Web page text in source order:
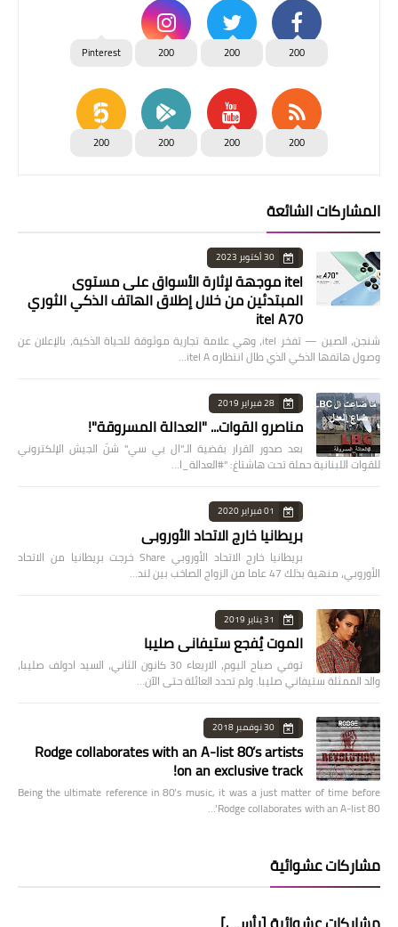
200
200
200
Pinterest
200
200
200
200
المشاركات الشائعة
30 أكتوبر 2023
itel موجهة لإثارة الأسواق على مستوى
المبتدئين من خلال إطلاق الهاتف الذكي الثوري
itel A70
شنجن، الصين — تفخر itel، وهي علامة تجارية موثوقة للحياة الذكية، بالإعلان عن
وصول هاتفها الذكي الذي طال انتظاره itel A…
28 فبراير 2019
مناصرو القوات... "العدالة المسروقة"!
بعد صدور القرار بقضية الـ"ال بي سي" شنّ الجيش الإلكتروني
للقوات اللبنانية حملة تحت هاشتاغ: "#العدالة_ا…
01 فبراير 2020
بريطانيا خارج الاتحاد الأوروبي
بريطانيا خارج الاتحاد الأوروبي Share خرجت بريطانيا من الاتحاد
الأوروبي، منهية بذلك 47 عاما من الزواج الصاخب بين لند…
31 يناير 2019
الموت يُفجع ستيفاني صليبا
توفي صباح اليوم، الاربعاء 30 كانون الثاني، السيد ادولف صليبا،
والد الممثلة ستيفاني صليبا. ولم تحدد العائلة حتى الآن…
30 نوفمبر 2018
Rodge collaborates with an A-list 80’s artists
on an exclusive track!
Being the ultimate reference in 80’s music, it was a just matter of time before
Rodge collaborates with an A-list 80’…
مشاركات عشوائية